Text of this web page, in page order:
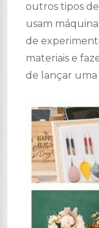
outros tipos
usam
de
materiais e
de lançar